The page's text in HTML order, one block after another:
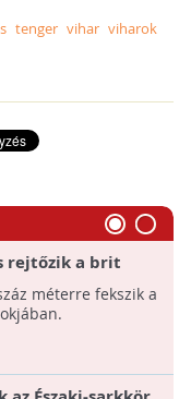
tenger vihar viharok
rejtőzik a brit
méterre fekszik a